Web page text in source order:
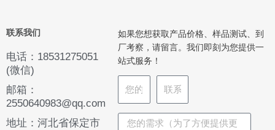
联系我们
电话：18531275051
(微信)
邮箱：
2550640983@qq.com
地址：河北省保定市
如果您想获取产品价格、样品测试、到
厂考察，请留言。我们即刻为您提供一
站式服务！